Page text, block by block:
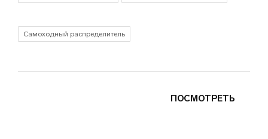
Самоходный распределитель
ПОСМОТРЕТЬ